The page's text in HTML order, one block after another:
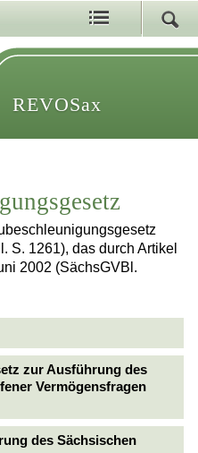
REVOSax
S. 1261), das durch Artikel
2002 (SächsGVBl.
zur Ausführung des
Vermögensfragen
des Sächsischen